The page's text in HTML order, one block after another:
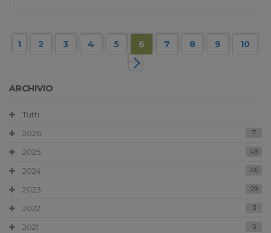
1 2 3 4 5 6 7 8 9 10
ARCHIVIO
Tutti
2026
7
2025 49
2024 46
2023 29
2022 3
2021 5